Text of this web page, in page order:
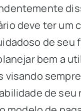
deve ter um
de seu
bem a
visando
de seu